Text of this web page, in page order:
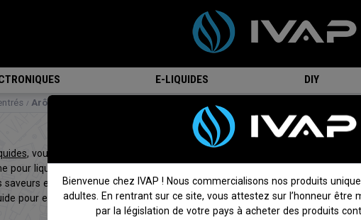
E-LIQUIDES DIY
Arômes Vampire Vape
Arômes concentrés Vampire
, vous créez vos propres e-liquides pour cigarette électronique, IVAP
pour liquide de cigarette électronique. Elaborés par Vampire Vape en
et la qualité que du eliquide prêt à l’emploi fabriqué par Vampire
pour e-cigarette. Sélectionnez une base neutre suivant vos rapports
préparation environ 1 semaine selon la
Bienvenue chez IVAP ! Nous commercialisons nos produits
adultes. En rentrant sur ce site, vous attestez sur l’honneur être
par la législation de votre pays à acheter des produits